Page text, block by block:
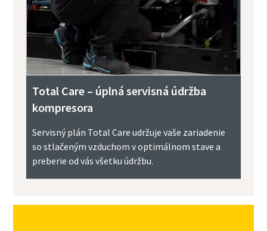
Total Care – úplná servisná údržba
kompresora
Servisný plán Total Care udržuje vaše zariadenie
so stlačeným vzduchom v optimálnom stave a
preberie od vás všetku údržbu.